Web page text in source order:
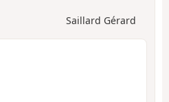
Saillard Gérard